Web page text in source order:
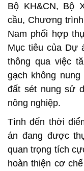
Bộ KH&CN, Bộ
cầu, Chương
Nam phối hợp
Mục tiêu của Dự
thông qua việc
gạch không
đất sét nung sử
nông nghiệp.
Tình đến thời
án đang được
quan trọng tích
hoàn thiện cơ